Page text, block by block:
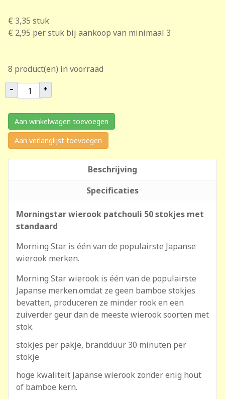
€ 3,35 stuk
€ 2,95 per stuk bij aankoop van minimaal 3
8 product(en) in voorraad
– +
Aan winkelwagen toevoegen
Aan verlanglijst toevoegen
Beschrijving
Specificaties
Morningstar wierook patchouli 50 stokjes met
standaard
Morning Star is één van de populairste Japanse
wierook merken.
Morning Star wierook is één van de populairste
Japanse merken.omdat ze geen bamboe stokjes
bevatten, produceren ze minder rook en een
zuiverder geur dan de meeste wierook soorten met
stok.
stokjes per pakje, brandduur 30 minuten per
stokje
hoge kwaliteit Japanse wierook zonder enig hout
of bamboe kern.